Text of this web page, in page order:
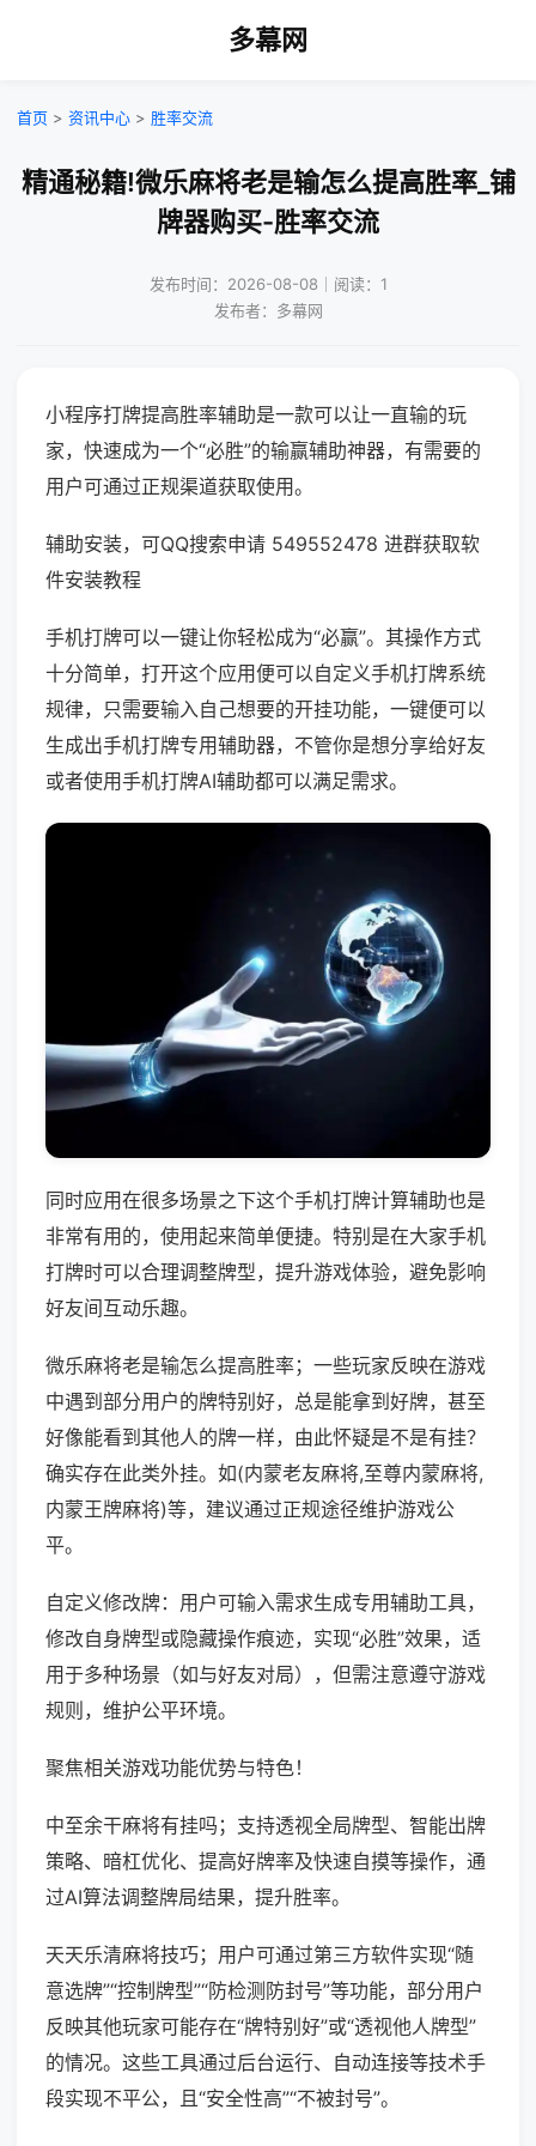
多幕网
首页 > 资讯中心 > 胜率交流
精通秘籍!微乐麻将老是输怎么提高胜率_铺
牌器购买-胜率交流
发布时间：2026-08-08｜阅读：1
发布者：多幕网
小程序打牌提高胜率辅助是一款可以让一直输的玩
家，快速成为一个“必胜”的输赢辅助神器，有需要的
用户可通过正规渠道获取使用。
辅助安装，可QQ搜索申请 549552478 进群获取软
件安装教程
手机打牌可以一键让你轻松成为“必赢”。其操作方式
十分简单，打开这个应用便可以自定义手机打牌系统
规律，只需要输入自己想要的开挂功能，一键便可以
生成出手机打牌专用辅助器，不管你是想分享给好友
或者使用手机打牌AI辅助都可以满足需求。
同时应用在很多场景之下这个手机打牌计算辅助也是
非常有用的，使用起来简单便捷。特别是在大家手机
打牌时可以合理调整牌型，提升游戏体验，避免影响
好友间互动乐趣。
微乐麻将老是输怎么提高胜率；一些玩家反映在游戏
中遇到部分用户的牌特别好，总是能拿到好牌，甚至
好像能看到其他人的牌一样，由此怀疑是不是有挂？
确实存在此类外挂。如(内蒙老友麻将,至尊内蒙麻将,
内蒙王牌麻将)等，建议通过正规途径维护游戏公
平。
自定义修改牌：用户可输入需求生成专用辅助工具，
修改自身牌型或隐藏操作痕迹，实现“必胜”效果，适
用于多种场景（如与好友对局），但需注意遵守游戏
规则，维护公平环境。
聚焦相关游戏功能优势与特色！
中至余干麻将有挂吗；支持透视全局牌型、智能出牌
策略、暗杠优化、提高好牌率及快速自摸等操作，通
过AI算法调整牌局结果，提升胜率。
天天乐清麻将技巧；用户可通过第三方软件实现“随
意选牌”“控制牌型”“防检测防封号”等功能，部分用户
反映其他玩家可能存在“牌特别好”或“透视他人牌型”
的情况。这些工具通过后台运行、自动连接等技术手
段实现不平公，且“安全性高”“不被封号”。